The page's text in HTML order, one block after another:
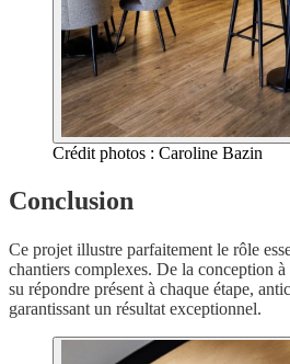
Crédit photos : Caroline Bazin
Conclusion
Ce projet illustre parfaitement le rôle
chantiers complexes. De la conception
su répondre présent à chaque étape,
garantissant un résultat exceptionnel.